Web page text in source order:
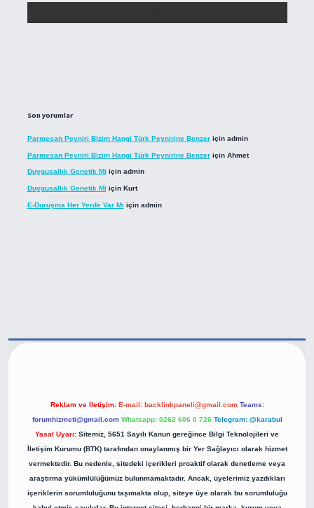
Son yorumlar
Parmesan Peyniri Bizim Hangi Türk Peynirine Benzeriçin admin
Parmesan Peyniri Bizim Hangi Türk Peynirine Benzeriçin Ahmet
Duygusallık Genetik Mi için admin
Duygusallık Genetik Mi için Kurt
E-Duruşma Her Yerde Var Mı için admin
Reklam ve İletişim: E-mail: backlinkpaneli@gmail.com Teams:
forumhizmeti@gmail.com Whatsapp: 0262 606 0 726 Telegram: @karabul
Yasal Uyarı: Sitemiz, 5651 Sayılı Kanun gereğince Bilgi Teknolojileri ve
İletişim Kurumu (BTK) tarafından onaylanmış bir Yer Sağlayıcı olarak hizmet
vermektedir. Bu nedenle, sitedeki içerikleri proaktif olarak denetleme veya
araştırma yükümlülüğümüz bulunmamaktadır. Ancak, üyelerimiz yazdıkları
içeriklerin sorumluluğunu taşımakta olup, siteye üye olarak bu sorumluluğu